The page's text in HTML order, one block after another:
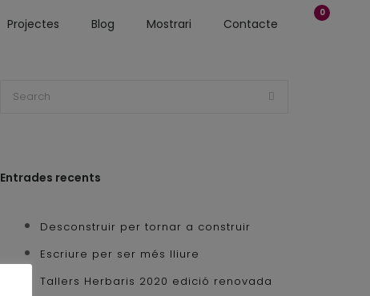
0
Projectes Blog Mostrari Contacte
Entrades recents
Desconstruir per tornar a construir
Escriure per ser més lliure
Tallers Herbaris 2020 edició renovada